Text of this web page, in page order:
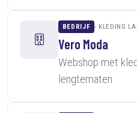
BEDRIJF KLEDING
Vero Moda
Webshop met
lengtematen